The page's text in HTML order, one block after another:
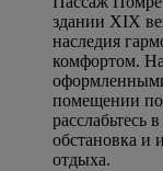
здании XIX
наследия
комфортом.
помещении
расслабьтесь
обстановка и
отдыха.